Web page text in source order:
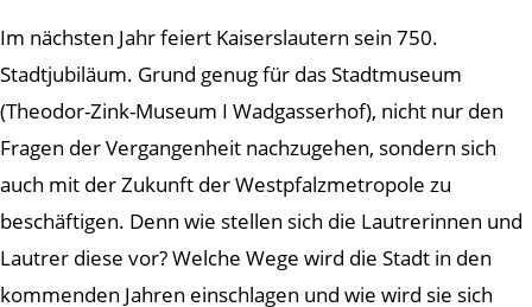
Im nächsten Jahr feiert Kaiserslautern sein 750.
Stadtjubiläum. Grund genug für das Stadtmuseum
(Theodor-Zink-Museum I Wadgasserhof), nicht nur den
Fragen der Vergangenheit nachzugehen, sondern sich
auch mit der Zukunft der Westpfalzmetropole zu
beschäftigen. Denn wie stellen sich die Lautrerinnen und
Lautrer diese vor? Welche Wege wird die Stadt in den
kommenden Jahren einschlagen und wie wird sie sich